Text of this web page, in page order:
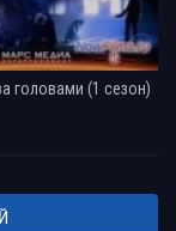
головами (1 сезон)